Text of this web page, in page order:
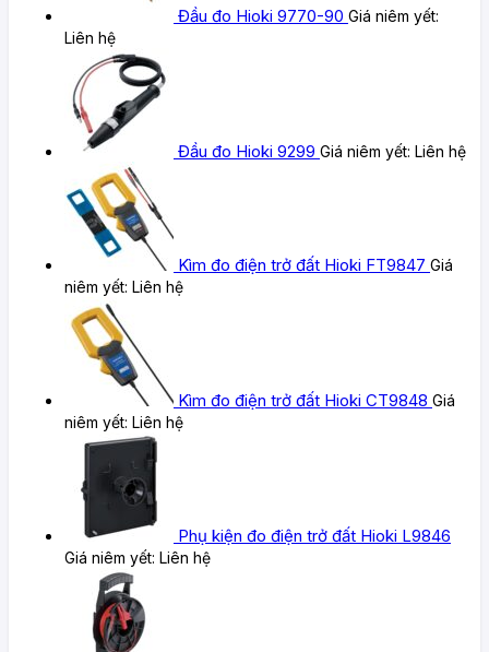
Đầu đo Hioki 9770-90 Giá niêm yết:
Liên hệ
Đầu đo Hioki 9299 Giá niêm yết: Liên hệ
Kìm đo điện trở đất Hioki FT9847 Giá
niêm yết: Liên hệ
Kìm đo điện trở đất Hioki CT9848 Giá
niêm yết: Liên hệ
Phụ kiện đo điện trở đất Hioki L9846
Giá niêm yết: Liên hệ